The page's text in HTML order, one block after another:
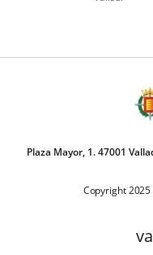
Plaza Mayor, 1. 47001
Copyright